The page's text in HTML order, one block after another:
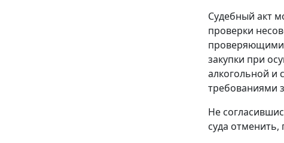
Судебный акт
проверки
проверяющими
закупки при
алкогольной и
требованиями
Не
суда отменить,